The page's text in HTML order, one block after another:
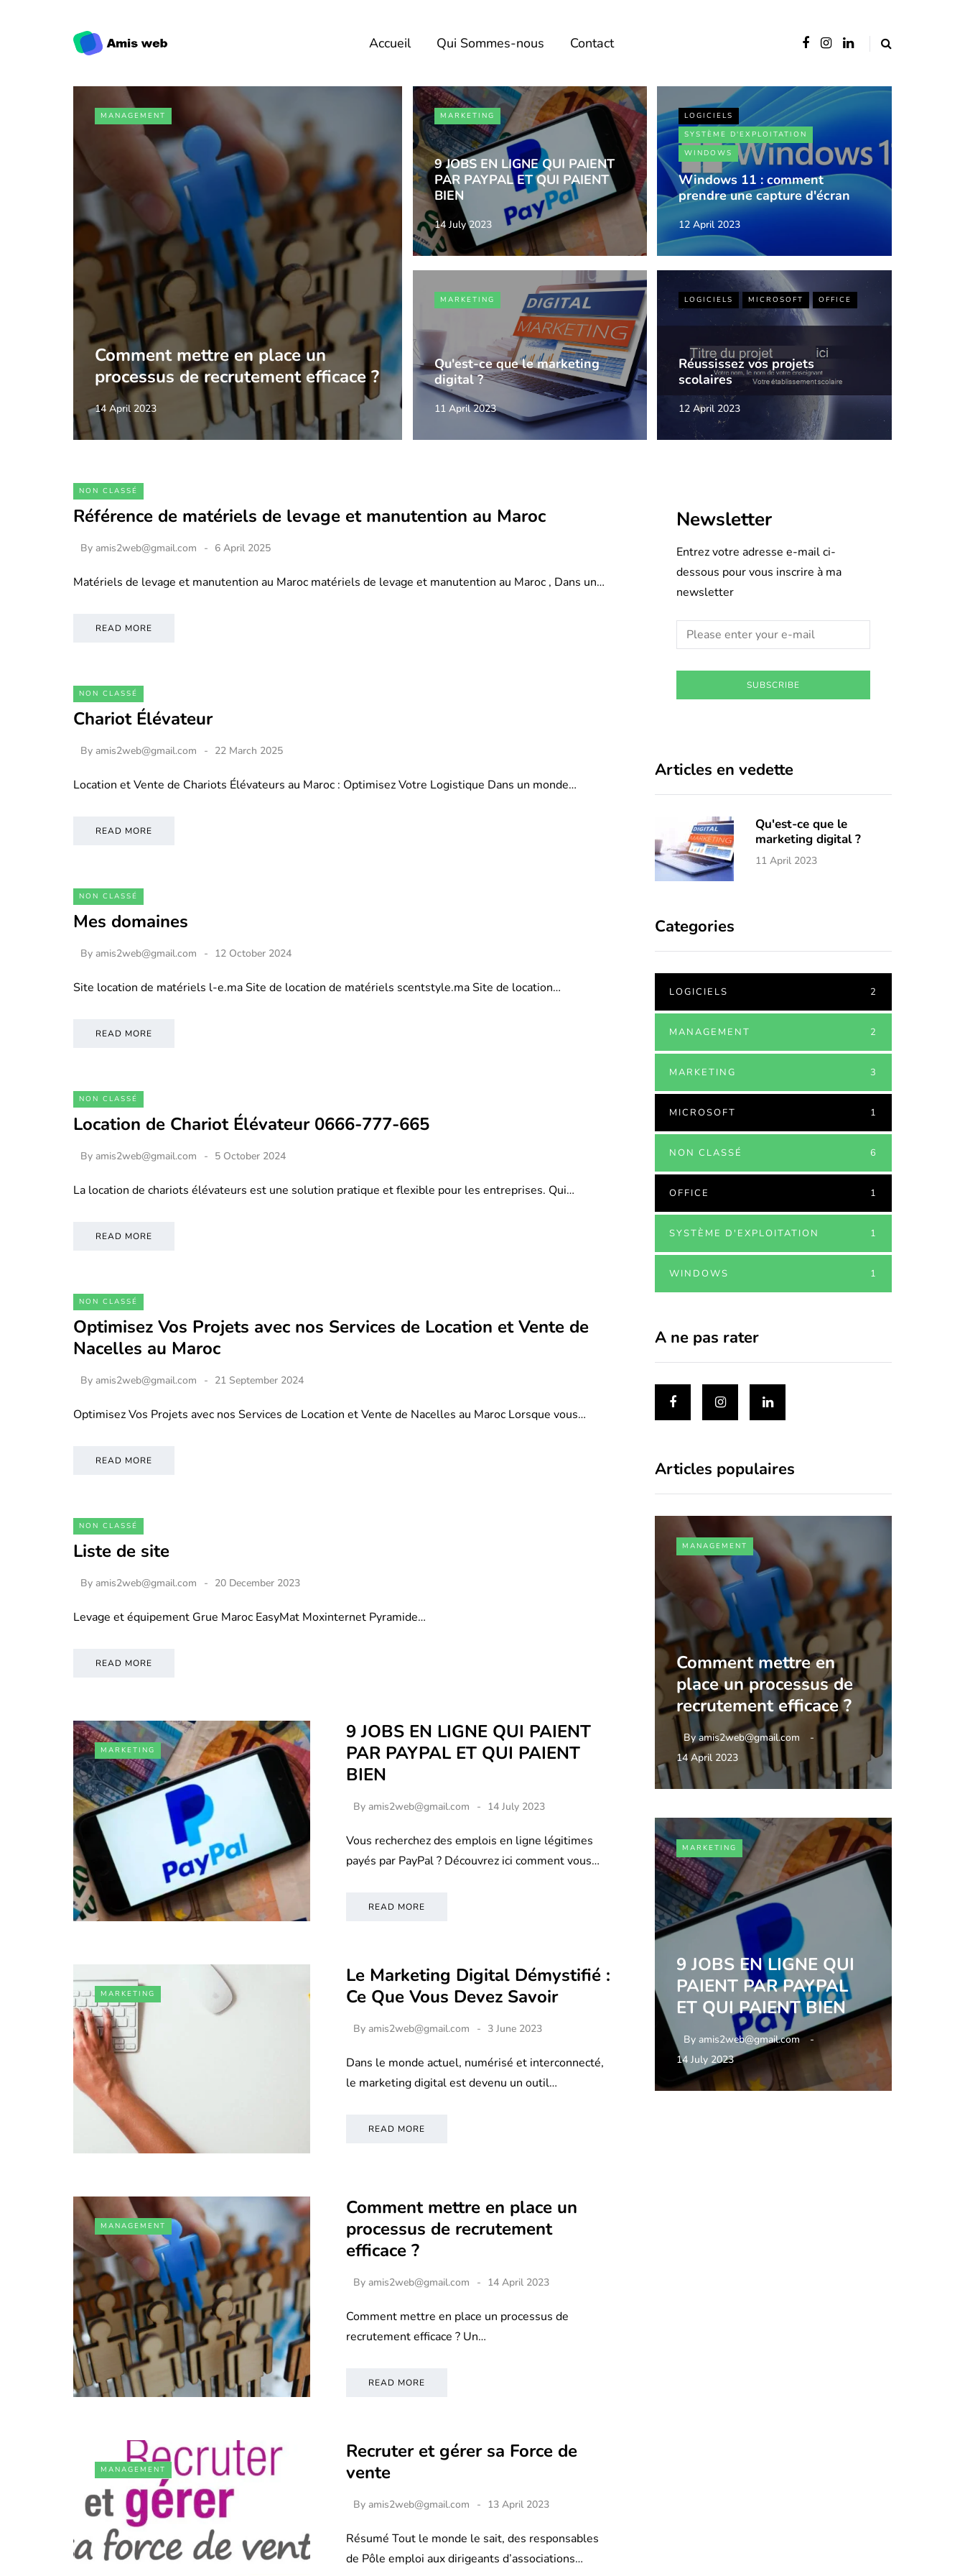
Accueil Qui Sommes-nous Contact
MANAGEMENT
Comment mettre en place un
processus de recrutement efficace ?
14 April 2023
MARKETING
9 JOBS EN LIGNE QUI PAIENT
PAR PAYPAL ET QUI PAIENT
BIEN
14 July 2023
LOGICIELS
SYSTÈME D'EXPLOITATION
WINDOWS
Windows 11 : comment
prendre une capture d'écran
12 April 2023
MARKETING
Qu'est-ce que le marketing
digital ?
11 April 2023
LOGICIELS MICROSOFT OFFICE
Réussissez vos projets
scolaires
12 April 2023
NON CLASSÉ
Référence de matériels de levage et manutention au Maroc
By amis2web@gmail.com 6 April 2025
Matériels de levage et manutention au Maroc matériels de levage et manutention au Maroc , Dans un…
READ MORE
NON CLASSÉ
Chariot Élévateur
By amis2web@gmail.com 22 March 2025
Location et Vente de Chariots Élévateurs au Maroc : Optimisez Votre Logistique Dans un monde…
READ MORE
NON CLASSÉ
Mes domaines
By amis2web@gmail.com 12 October 2024
Site location de matériels l-e.ma Site de location de matériels scentstyle.ma Site de location…
READ MORE
NON CLASSÉ
Location de Chariot Élévateur 0666-777-665
By amis2web@gmail.com 5 October 2024
La location de chariots élévateurs est une solution pratique et flexible pour les entreprises. Qui…
READ MORE
NON CLASSÉ
Optimisez Vos Projets avec nos Services de Location et Vente de
Nacelles au Maroc
By amis2web@gmail.com 21 September 2024
Optimisez Vos Projets avec nos Services de Location et Vente de Nacelles au Maroc Lorsque vous…
READ MORE
NON CLASSÉ
Liste de site
By amis2web@gmail.com 20 December 2023
Levage et équipement Grue Maroc EasyMat Moxinternet Pyramide…
READ MORE
MARKETING
9 JOBS EN LIGNE QUI PAIENT
PAR PAYPAL ET QUI PAIENT
BIEN
By amis2web@gmail.com 14 July 2023
Vous recherchez des emplois en ligne légitimes
payés par PayPal ? Découvrez ici comment vous…
READ MORE
MARKETING
Le Marketing Digital Démystifié :
Ce Que Vous Devez Savoir
By amis2web@gmail.com 3 June 2023
Dans le monde actuel, numérisé et interconnecté,
le marketing digital est devenu un outil…
READ MORE
MANAGEMENT
Comment mettre en place un
processus de recrutement
efficace ?
By amis2web@gmail.com 14 April 2023
Comment mettre en place un processus de
recrutement efficace ? Un…
READ MORE
MANAGEMENT
Recruter et gérer sa Force de
vente
By amis2web@gmail.com 13 April 2023
Résumé Tout le monde le sait, des responsables
de Pôle emploi aux dirigeants d’associations…
Newsletter
Entrez votre adresse e-mail ci-
dessous pour vous inscrire à ma
newsletter
SUBSCRIBE
Articles en vedette
Qu'est-ce que le
marketing digital ?
11 April 2023
Categories
LOGICIELS 2
MANAGEMENT 2
MARKETING 3
MICROSOFT 1
NON CLASSÉ 6
OFFICE 1
SYSTÈME D'EXPLOITATION 1
WINDOWS 1
A ne pas rater
Articles populaires
MANAGEMENT
Comment mettre en
place un processus de
recrutement efficace ?
Byamis2web@gmail.com
14 April 2023
MARKETING
9 JOBS EN LIGNE QUI
PAIENT PAR PAYPAL
ET QUI PAIENT BIEN
By amis2web@gmail.com
14 July 2023